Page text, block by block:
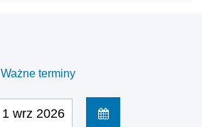
Ważne terminy
1 wrz 2026